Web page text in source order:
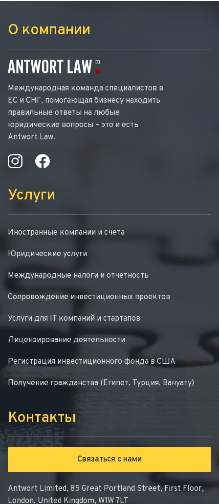
О компании
Международная команда специалистов в
ЕС и СНГ, помогающая бизнесу находить
правильные ответы на любые
юридические вопросы – это и есть
Antwort Law.
Услуги
Иностранные компании и счета
Юридические услуги
Международные налоги и отчетность
Сопровождение инвестиционных проектов
Услуги для IT компаний и стартапов
Лицензирование деятельности
Регистрация инвестиционного фонда в США
Получение гражданства (Египет, Турция, Вануату)
Контакты
Связаться с нами
Antwort Limited, 85 Great Portland Street, First Floor,
London, United Kingdom, W1W 7LT